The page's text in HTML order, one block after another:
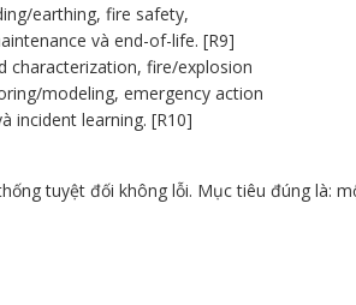
earthing, fire safety,
và end-of-life. [R9]
characterization, fire/explosion
modeling, emergency action
incident learning. [R10]
tuyệt đối không lỗi. Mục tiêu đúng là: